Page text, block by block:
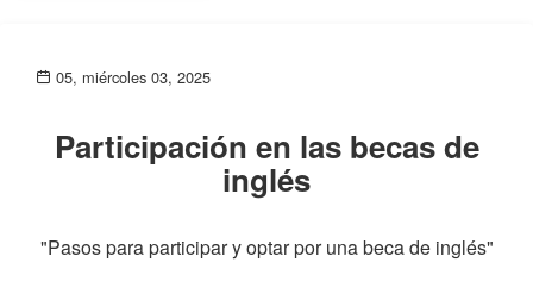
05, miércoles 03, 2025
Participación en las becas de
inglés
"Pasos para participar y optar por una beca de inglés"